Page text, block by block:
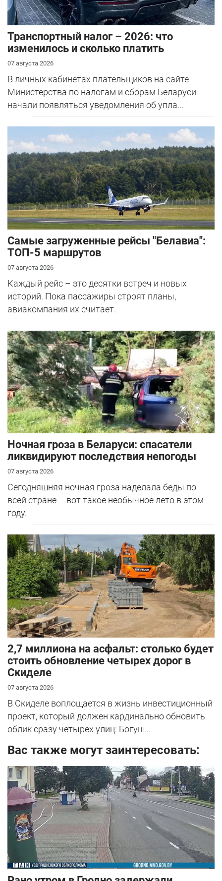
Транспортный налог – 2026: что
изменилось и сколько платить
07 августа 2026
В личных кабинетах плательщиков на сайте
Министерства по налогам и сборам Беларуси
начали появляться уведомления об упла...
Самые загруженные рейсы "Белавиа":
ТОП-5 маршрутов
07 августа 2026
Каждый рейс – это десятки встреч и новых
историй. Пока пассажиры строят планы,
авиакомпания их считает.
Ночная гроза в Беларуси: спасатели
ликвидируют последствия непогоды
07 августа 2026
Сегодняшняя ночная гроза наделала беды по
всей стране – вот такое необычное лето в этом
году.
2,7 миллиона на асфальт: столько будет
стоить обновление четырех дорог в
Скиделе
07 августа 2026
В Скиделе воплощается в жизнь инвестиционный
проект, который должен кардинально обновить
облик сразу четырех улиц: Богуш...
Вас также могут заинтересовать: